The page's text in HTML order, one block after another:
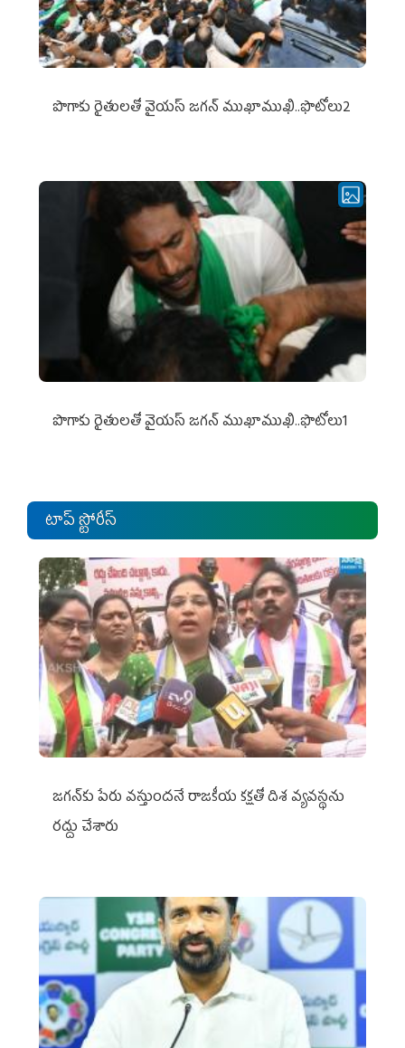
పొగాకు రైతుల‌తో వైయ‌స్ జ‌గ‌న్ ముఖాముఖి..ఫొటోలు2
పొగాకు రైతుల‌తో వైయ‌స్ జ‌గ‌న్ ముఖాముఖి..ఫొటోలు1
టాప్ స్టోరీస్
జగన్‌కు పేరు వస్తుందనే రాజకీయ కక్షతో దిశ వ్య‌వ‌స్థ‌ను
రద్దు చేశారు